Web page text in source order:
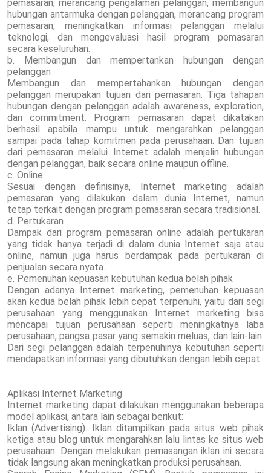
pemasaran, merancang pengalaman pelanggan, membangun
hubungan antarmuka dengan pelanggan, merancang program
pemasaran, meningkatkan informasi pelanggan melalui
teknologi, dan mengevaluasi hasil program pemasaran
secara keseluruhan.
b. Membangun dan mempertankan hubungan dengan
pelanggan
Membangun dan mempertahankan hubungan dengan
pelanggan merupakan tujuan dari pemasaran. Tiga tahapan
hubungan dengan pelanggan adalah awareness, exploration,
dan commitment. Program pemasaran dapat dikatakan
berhasil apabila mampu untuk mengarahkan pelanggan
sampai pada tahap komitmen pada perusahaan. Dan tujuan
dari pemasaran melalui Internet adalah menjalin hubungan
dengan pelanggan, baik secara online maupun offline.
c. Online
Sesuai dengan definisinya, Internet marketing adalah
pemasaran yang dilakukan dalam dunia Internet, namun
tetap terkait dengan program pemasaran secara tradisional.
d. Pertukaran
Dampak dari program pemasaran online adalah pertukaran
yang tidak hanya terjadi di dalam dunia Internet saja atau
online, namun juga harus berdampak pada pertukaran di
penjualan secara nyata.
e. Pemenuhan kepuasan kebutuhan kedua belah pihak
Dengan adanya Internet marketing, pemenuhan kepuasan
akan kedua belah pihak lebih cepat terpenuhi, yaitu dari segi
perusahaan yang menggunakan Internet marketing bisa
mencapai tujuan perusahaan seperti meningkatnya laba
perusahaan, pangsa pasar yang semakin meluas, dan lain-lain.
Dari segi pelanggan adalah terpenuhinya kebutuhan seperti
mendapatkan informasi yang dibutuhkan dengan lebih cepat.
Aplikasi Internet Marketing
Internet marketing dapat dilakukan menggunakan beberapa
model aplikasi, antara lain sebagai berikut:
Iklan (Advertising). Iklan ditampilkan pada situs web pihak
ketiga atau blog untuk mengarahkan lalu lintas ke situs web
perusahaan. Dengan melakukan pemasangan iklan ini secara
tidak langsung akan meningkatkan produksi perusahaan.